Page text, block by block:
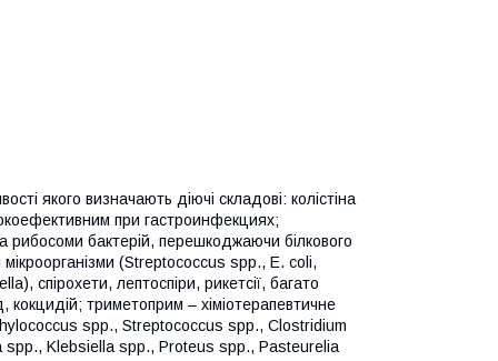
якого визначають діючі складові: колістіна
при гастроинфекциях;
рибосоми бактерій, перешкоджаючи білкового
мікроорганізми (Streptococcus spp., E. coli,
спірохети, лептоспіри, рикетсії, багато
триметоприм – хіміотерапевтичне
spp., Streptococcus spp., Clostridium
spp., Klebsiella spp., Proteus spp., Pasteurelia